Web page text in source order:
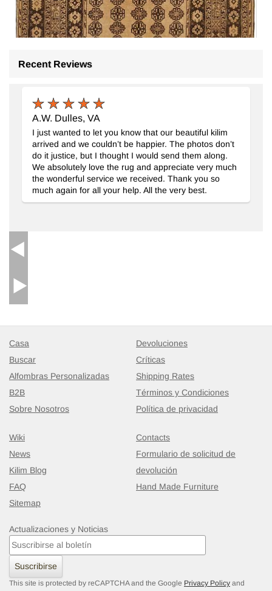
Alfombra Oriental Vintage Anudada a Mano
Recent Reviews
A.W. Dulles, VA
I just wanted to let you know that our beautiful kilim
arrived and we couldn’t be happier. The photos don’t
do it justice, but I thought I would send them along.
We absolutely love the rug and appreciate very much
the wonderful service we received. Thank you so
much again for all your help. All the very best.
Casa
Buscar
Alfombras Personalizadas
B2B
Sobre Nosotros
Devoluciones
Críticas
Shipping Rates
Términos y Condiciones
Política de privacidad
Wiki
News
Kilim Blog
FAQ
Sitemap
Contacts
Formulario de solicitud de
devolución
Hand Made Furniture
Actualizaciones y Noticias
Suscribirse
This site is protected by reCAPTCHA and the Google Privacy Policy and